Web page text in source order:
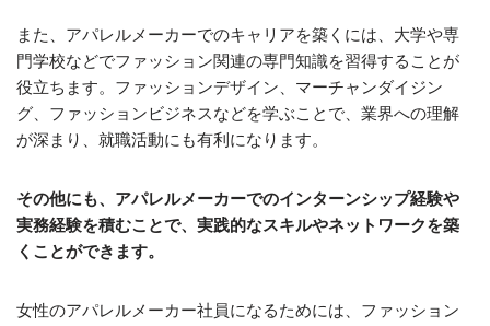
また、アパレルメーカーでのキャリアを築くには、大学や専
門学校などでファッション関連の専門知識を習得することが
役立ちます。ファッションデザイン、マーチャンダイジン
グ、ファッションビジネスなどを学ぶことで、業界への理解
が深まり、就職活動にも有利になります。
その他にも、アパレルメーカーでのインターンシップ経験や
実務経験を積むことで、実践的なスキルやネットワークを築
くことができます。
女性のアパレルメーカー社員になるためには、ファッション